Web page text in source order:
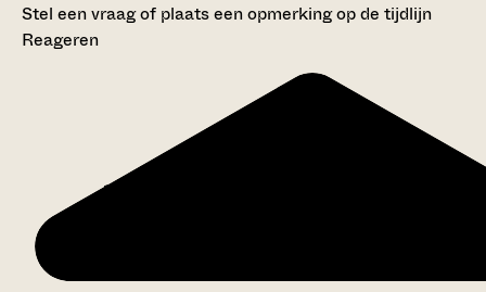
Stel een vraag of plaats een opmerking op de tijdlijn
Reageren